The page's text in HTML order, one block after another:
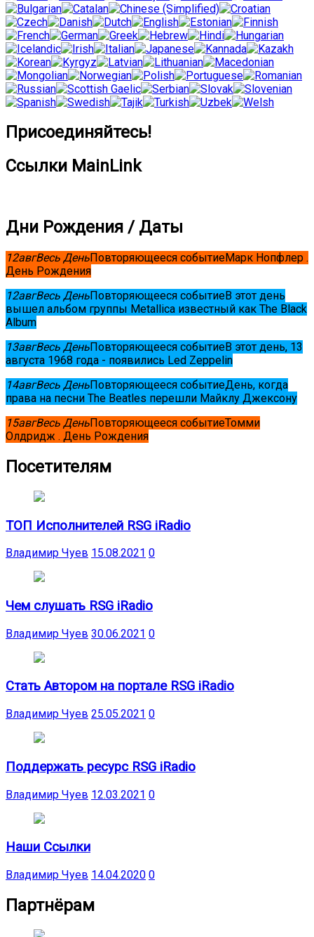
Присоединяйтесь!
Ссылки MainLink
Дни Рождения / Даты
12авгВесь ДеньПовторяющееся событиеМарк Нопфлер .
День Рождения
12авгВесь ДеньПовторяющееся событиеВ этот день
вышел альбом группы Metallica известный как The Black
Album
13авгВесь ДеньПовторяющееся событиеВ этот день, 13
августа 1968 года - появились Led Zeppelin
14авгВесь ДеньПовторяющееся событиеДень, когда
права на песни The Beatles перешли Майклу Джексону
15авгВесь ДеньПовторяющееся событиеТомми
Олдридж . День Рождения
Посетителям
ТОП Исполнителей RSG iRadio
Владимир Чуев 15.08.2021 0
Чем слушать RSG iRadio
Владимир Чуев 30.06.2021 0
Стать Автором на портале RSG iRadio
Владимир Чуев 25.05.2021 0
Поддержать ресурс RSG iRadio
Владимир Чуев 12.03.2021 0
Наши Ссылки
Владимир Чуев 14.04.2020 0
Партнёрам